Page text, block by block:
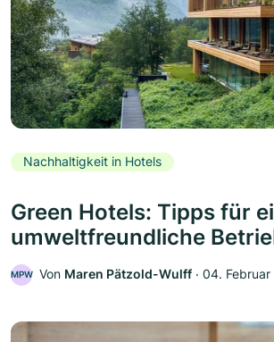
Nachhaltigkeit in Hotels
Green Hotels: Tipps für
umweltfreundliche
MPW Von Maren Pätzold-Wulff ‧ 04. Februar